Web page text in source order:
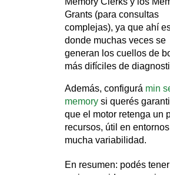
Grants (para consultas
complejas), ya que ahí
donde muchas veces se
generan los cuellos de
más difíciles de
Además, configurá min
memory si querés
que el motor retenga un
recursos, útil en
mucha variabilidad.
En resumen: podés tener